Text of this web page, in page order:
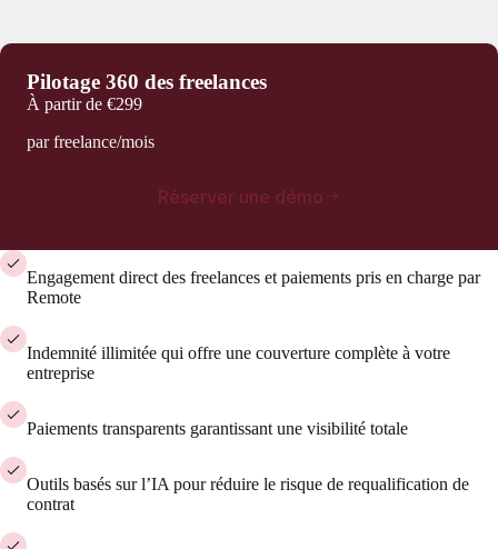
Pilotage 360 des freelances
À partir de €299
par freelance/mois
Réserver une démo
Engagement direct des freelances et paiements pris en charge par
Remote
Indemnité illimitée qui offre une couverture complète à votre
entreprise
Paiements transparents garantissant une visibilité totale
Outils basés sur l’IA pour réduire le risque de requalification de
contrat